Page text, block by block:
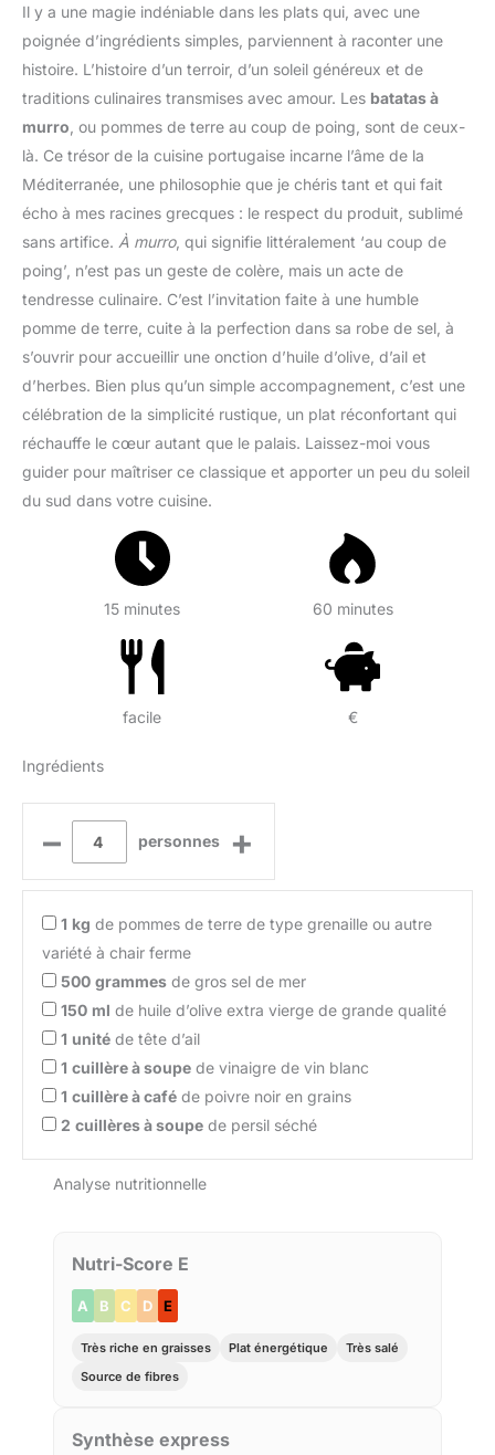
Il y a une magie indéniable dans les plats qui, avec une
poignée d’ingrédients simples, parviennent à raconter une
histoire. L’histoire d’un terroir, d’un soleil généreux et de
traditions culinaires transmises avec amour. Les batatas à
murro , ou pommes de terre au coup de poing, sont de ceux-
là. Ce trésor de la cuisine portugaise incarne l’âme de la
Méditerranée, une philosophie que je chéris tant et qui fait
écho à mes racines grecques : le respect du produit, sublimé
sans artifice. À murro, qui signifie littéralement ‘au coup de
poing’, n’est pas un geste de colère, mais un acte de
tendresse culinaire. C’est l’invitation faite à une humble
pomme de terre, cuite à la perfection dans sa robe de sel, à
s’ouvrir pour accueillir une onction d’huile d’olive, d’ail et
d’herbes. Bien plus qu’un simple accompagnement, c’est une
célébration de la simplicité rustique, un plat réconfortant qui
réchauffe le cœur autant que le palais. Laissez-moi vous
guider pour maîtriser ce classique et apporter un peu du soleil
du sud dans votre cuisine.
15 minutes 60 minutes
facile €
Ingrédients
– personnes +
1 kg de pommes de terre de type grenaille ou autre
variété à chair ferme
500 grammes de gros sel de mer
150 ml de huile d’olive extra vierge de grande qualité
1 unité de tête d’ail
1 cuillère à soupe de vinaigre de vin blanc
1 cuillère à café de poivre noir en grains
2 cuillères à soupe de persil séché
Analyse nutritionnelle
Nutri-Score E
A B C D E
Très riche en graisses Plat énergétique
Très salé
Source de fibres
Synthèse express